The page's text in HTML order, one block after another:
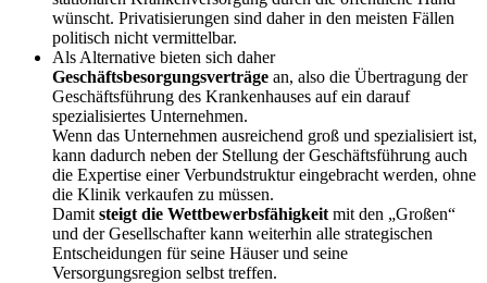
wünscht. Privatisierungen sind daher in den meisten Fällen
politisch nicht vermittelbar.
Als Alternative bieten sich daher
Geschäftsbesorgungsverträge an, also die Übertragung der
Geschäftsführung des Krankenhauses auf ein darauf
spezialisiertes Unternehmen.
Wenn das Unternehmen ausreichend groß und spezialisiert ist,
kann dadurch neben der Stellung der Geschäftsführung auch
die Expertise einer Verbundstruktur eingebracht werden, ohne
die Klinik verkaufen zu müssen.
Damit steigt die Wettbewerbsfähigkeit mit den „Großen“
und der Gesellschafter kann weiterhin alle strategischen
Entscheidungen für seine Häuser und seine
Versorgungsregion selbst treffen.